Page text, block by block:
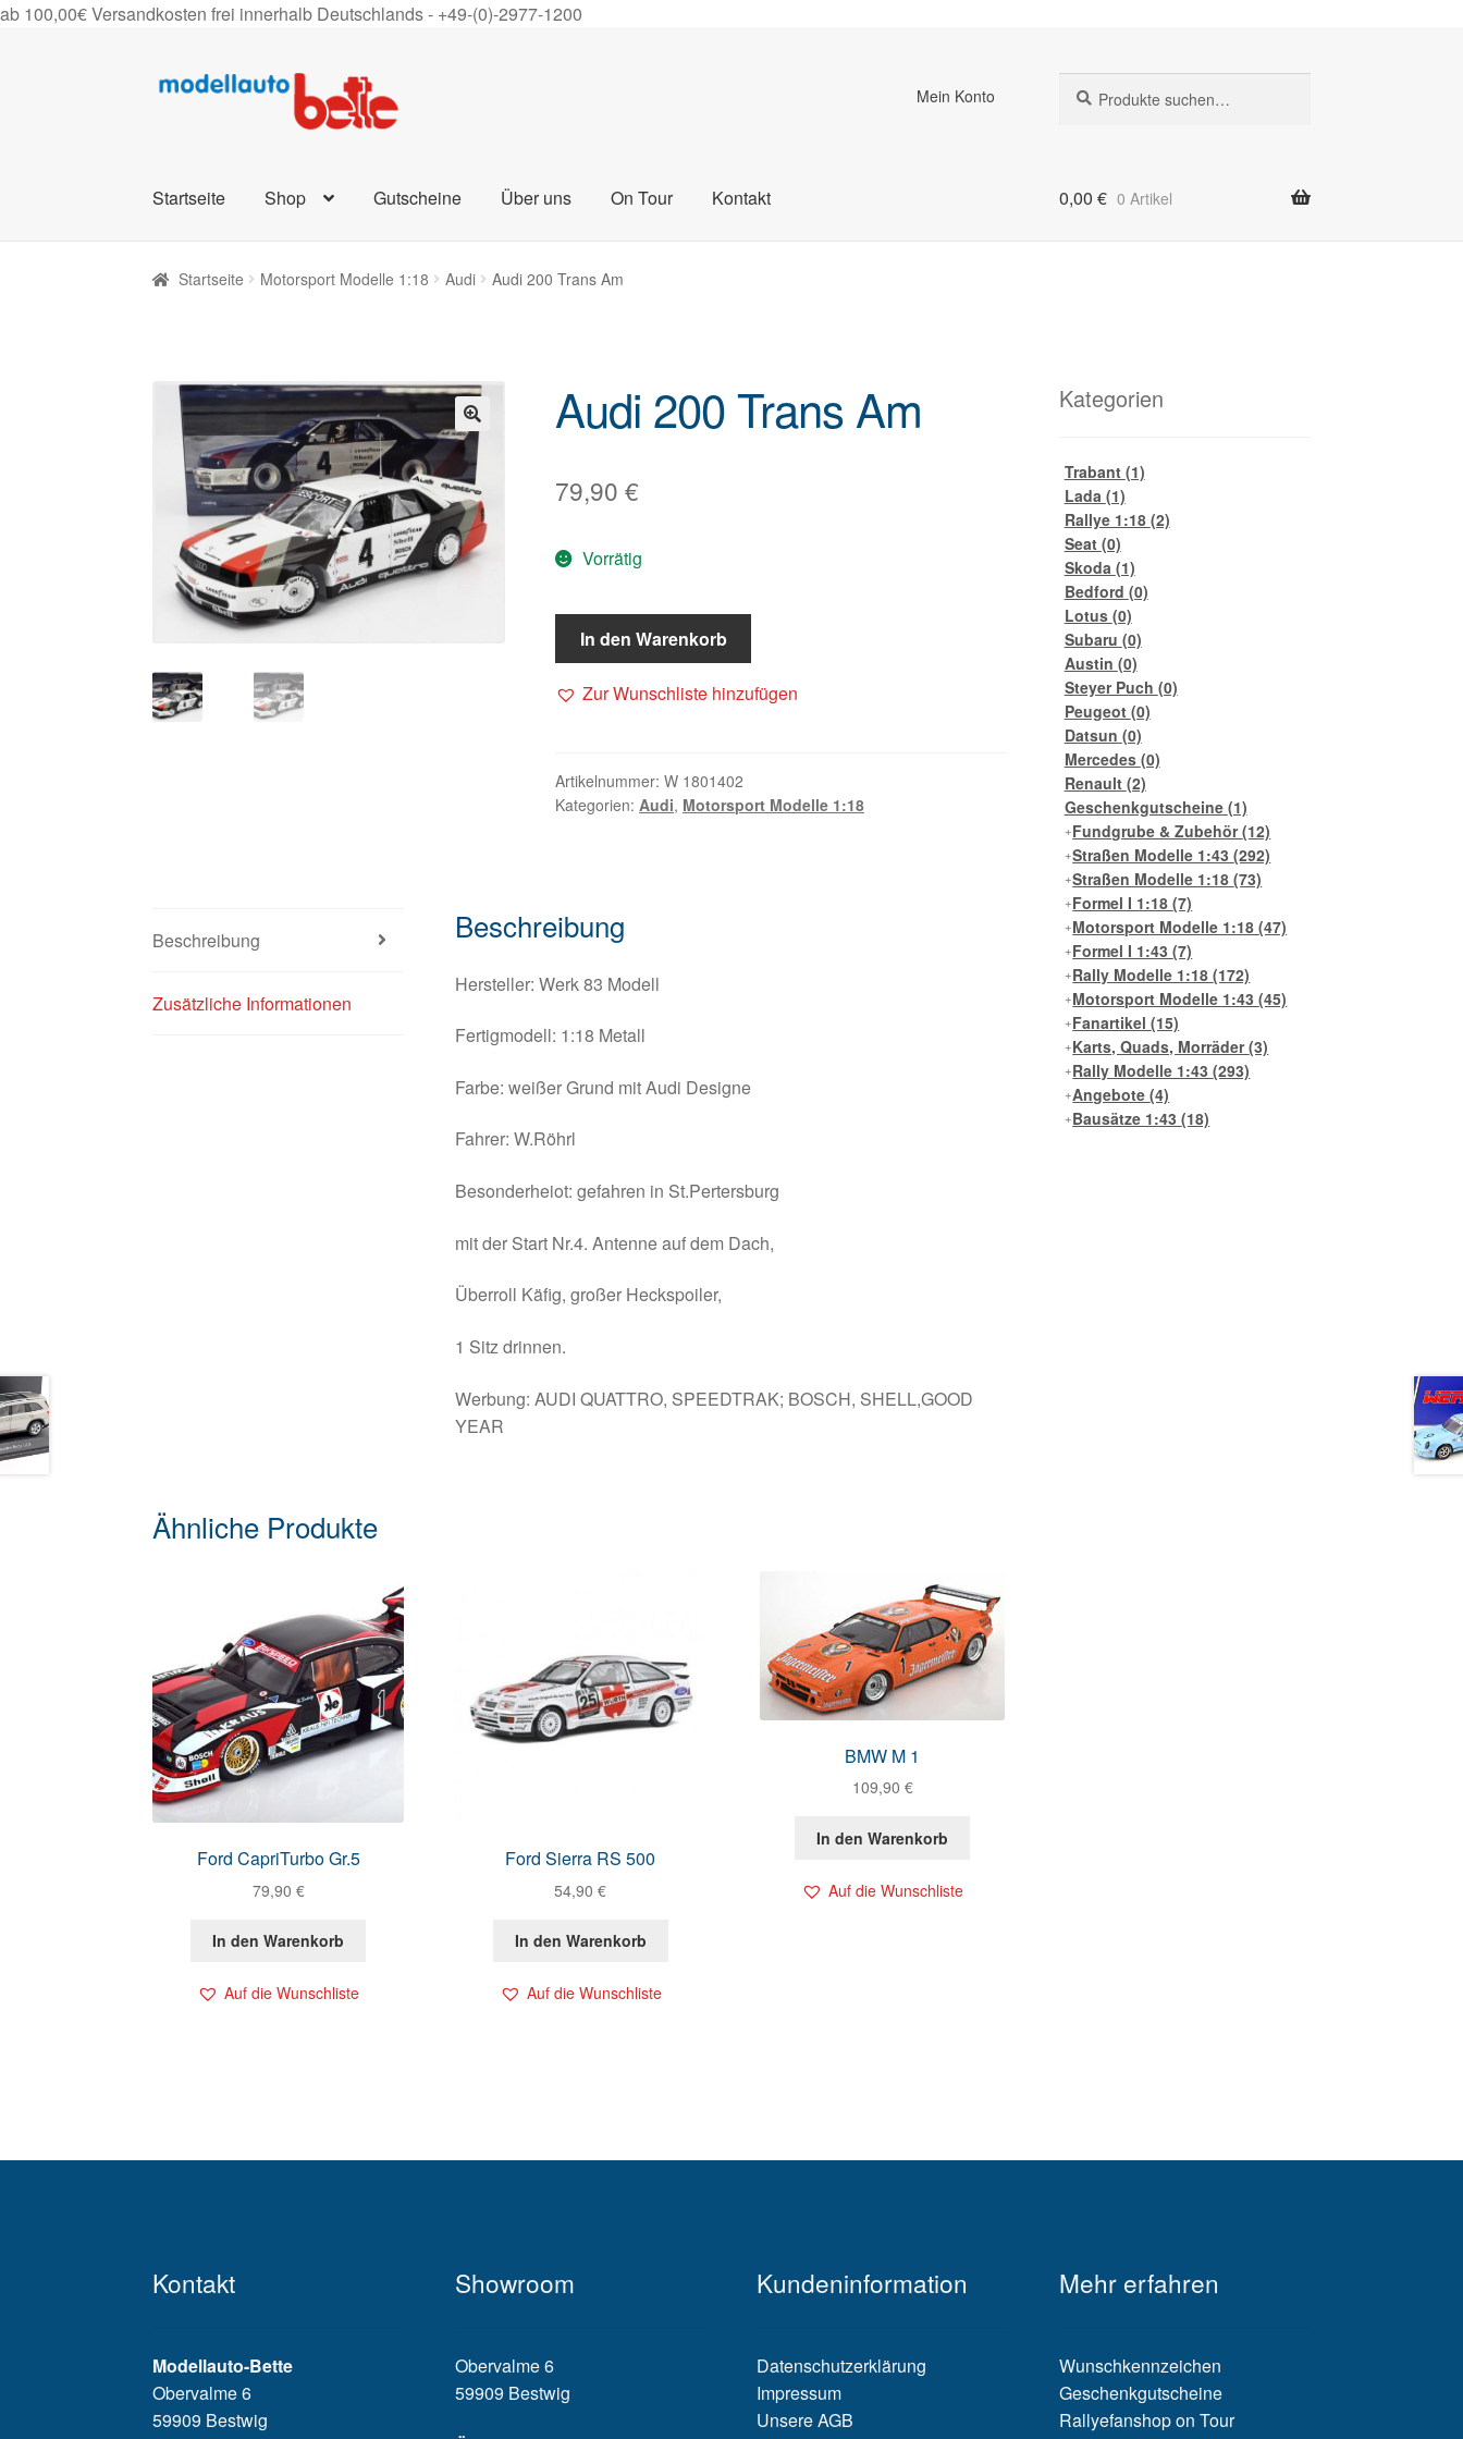
ab 100,00€ Versandkosten frei innerhalb Deutschlands - +49-(0)-2977-1200
Zur
Zum
Mein Konto
nach:
Startseite Shop Gutscheine Über uns On Tour Kontakt 0,00 € 0 Artikel
Startseite Motorsport Modelle 1:18 Audi Audi 200 Trans Am
🔍
Audi 200 Trans Am
79,90€
Vorrätig
In den Warenkorb
Zur Wunschliste hinzufügen
Artikelnummer:W 1801402
Kategorien: Audi, Motorsport Modelle 1:18
Beschreibung
Zusätzliche Informationen
Beschreibung
Hersteller: Werk 83 Modell
Fertigmodell: 1:18 Metall
Farbe: weißer Grund mit Audi Designe
Fahrer: W.Röhrl
Besonderheiot: gefahren in St.Pertersburg
mit der Start Nr.4. Antenne auf dem Dach,
Überroll Käfig, großer Heckspoiler,
1 Sitz drinnen.
Werbung: AUDI QUATTRO, SPEEDTRAK; BOSCH, SHELL,GOOD
YEAR
Ähnliche Produkte
Ford CapriTurbo Gr.5
79,90 €
In den Warenkorb
Auf die Wunschliste
Ford Sierra RS 500
54,90€
In den Warenkorb
Auf die Wunschliste
BMW M 1
109,90 €
In den Warenkorb
Auf die Wunschliste
Kategorien
Trabant (1)
Lada (1)
Rallye 1:18 (2)
Seat (0)
Skoda (1)
Bedford (0)
Lotus (0)
Subaru (0)
Austin (0)
Steyer Puch (0)
Peugeot (0)
Datsun (0)
Mercedes (0)
Renault (2)
Geschenkgutscheine (1)
Fundgrube & Zubehör(12)
Straßen Modelle 1:43(292)
Straßen Modelle 1:18(73)
Formel I 1:18(7)
Motorsport Modelle 1:18(47)
Formel I 1:43(7)
Rally Modelle 1:18(172)
Motorsport Modelle 1:43(45)
Fanartikel(15)
Karts, Quads, Morräder(3)
Rally Modelle 1:43(293)
Angebote(4)
Bausätze 1:43(18)
Kontakt
Modellauto-Bette
Obervalme 6
59909 Bestwig
Showroom
Obervalme 6
59909 Bestwig
Kundeninformation
Datenschutzerklärung
Impressum
Unsere AGB
Mehr erfahren
Wunschkennzeichen
Geschenkgutscheine
Rallyefanshop on Tour